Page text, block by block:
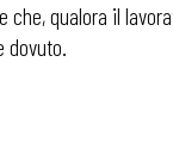
qualora il
dovuto.